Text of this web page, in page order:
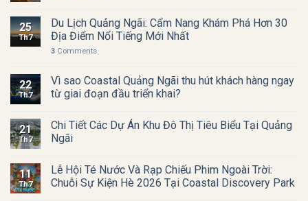
25
Th7
Du Lịch Quảng Ngãi: Cẩm Nang Khám Phá Hơn 30
Địa Điểm Nổi Tiếng Mới Nhất
3 Comments
22
Th7
Vì sao Coastal Quảng Ngãi thu hút khách hàng ngay
từ giai đoạn đầu triển khai?
21
Th7
Chi Tiết Các Dự Án Khu Đô Thị Tiêu Biểu Tại Quảng
Ngãi
11
Th7
Lễ Hội Té Nước Và Rạp Chiếu Phim Ngoài Trời:
Chuỗi Sự Kiện Hè 2026 Tại Coastal Discovery Park